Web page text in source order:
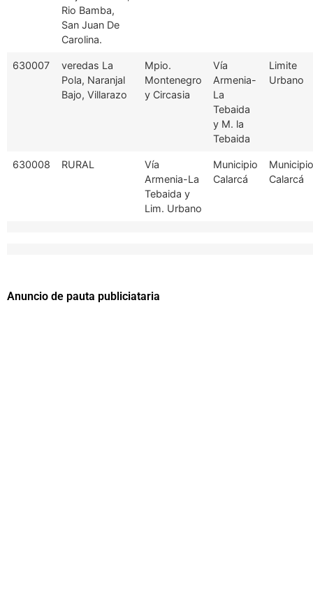
Rio Bamba,
San Juan De
Carolina.
630007
veredas La
Pola, Naranjal
Bajo, Villarazo
Mpio.
Montenegro
y Circasia
Vía
Armenia-
La
Tebaida
y M. la
Tebaida
Limite
Urbano
630008 RURAL
Vía
Armenia-La
Tebaida y
Lim. Urbano
Municipio
Calarcá
Municipio
Calarcá
Anuncio de pauta publiciataria